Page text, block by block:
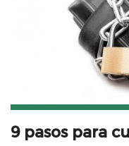
9 pasos para